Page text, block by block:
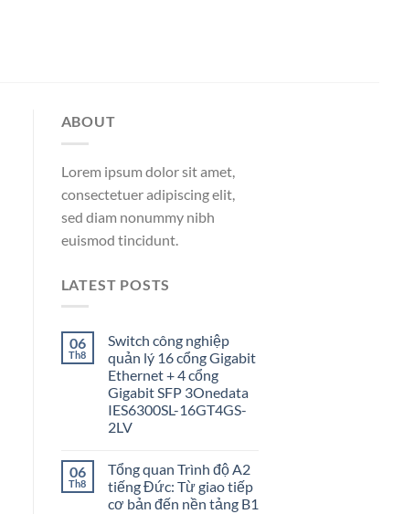
ABOUT
Lorem ipsum dolor sit amet,
consectetuer adipiscing elit,
sed diam nonummy nibh
euismod tincidunt.
LATEST POSTS
06
Th8
Switch công nghiệp
quản lý 16 cổng Gigabit
Ethernet + 4 cổng
Gigabit SFP 3Onedata
IES6300SL-16GT4GS-
2LV
06
Th8
Tổng quan Trình độ A2
tiếng Đức: Từ giao tiếp
cơ bản đến nền tảng B1